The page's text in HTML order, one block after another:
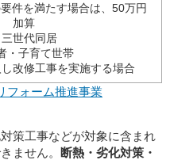
件を満たす場合は、50万円
加算
三世代同居
・子育て世帯
し改修工事を実施する場合
フォーム推進事業
策工事などが対象に含まれ
ません。
断熱・劣化対策・